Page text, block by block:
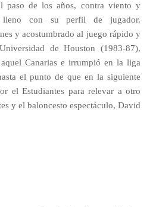
paso de los años, contra viento y
lleno con su perfil de jugador.
y acostumbrado al juego rápido y
de Houston (1983-87),
Canarias e irrumpió en la liga
el punto de que en la siguiente
el Estudiantes para relevar a otro
y el baloncesto espectáculo, David